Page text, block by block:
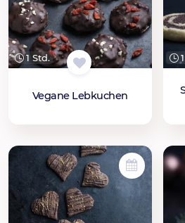
1 Std.
Vegane Lebkuchen